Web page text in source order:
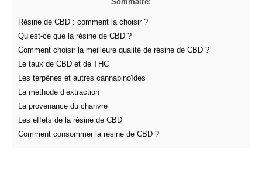
Résine de CBD : comment la choisir ?
Qu’est-ce que la résine de CBD ?
Comment choisir la meilleure qualité de résine de CBD ?
Le taux de CBD et de THC
Les terpènes et autres cannabinoïdes
La méthode d’extraction
La provenance du chanvre
Les effets de la résine de CBD
Comment consommer la résine de CBD ?